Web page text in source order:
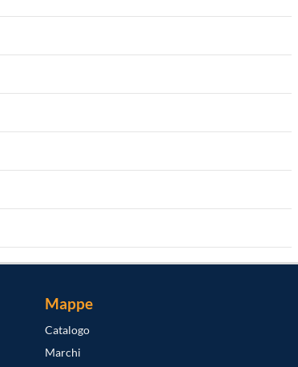
Mappe
Catalogo
Marchi